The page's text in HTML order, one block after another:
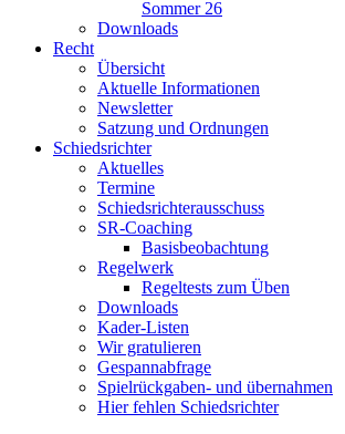
Sommer 26
Downloads
Recht
Übersicht
Aktuelle Informationen
Newsletter
Satzung und Ordnungen
Schiedsrichter
Aktuelles
Termine
Schiedsrichterausschuss
SR-Coaching
Basisbeobachtung
Regelwerk
Regeltests zum Üben
Downloads
Kader-Listen
Wir gratulieren
Gespannabfrage
Spielrückgaben- und übernahmen
Hier fehlen Schiedsrichter